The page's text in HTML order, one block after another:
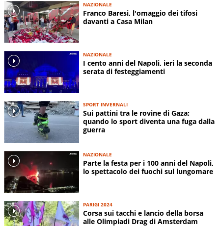
NAZIONALE
Franco Baresi, l'omaggio dei tifosi
davanti a Casa Milan
NAZIONALE
I cento anni del Napoli, ieri la seconda
serata di festeggiamenti
SPORT INVERNALI
Sui pattini tra le rovine di Gaza:
quando lo sport diventa una fuga dalla
guerra
NAZIONALE
Parte la festa per i 100 anni del Napoli,
lo spettacolo dei fuochi sul lungomare
PARIGI 2024
Corsa sui tacchi e lancio della borsa
alle Olimpiadi Drag di Amsterdam